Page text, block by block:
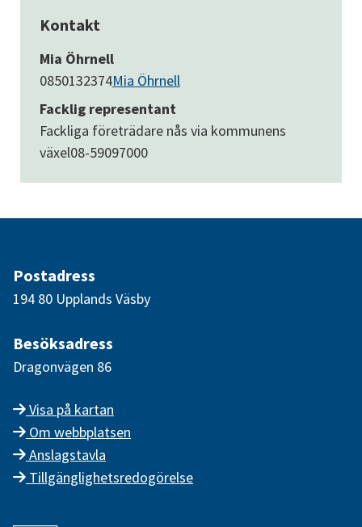
Kontakt
Mia Öhrnell
0850132374Mia Öhrnell
Facklig representant
Fackliga företrädare nås via kommunens
växel08-59097000
Postadress
194 80 Upplands Väsby
Besöksadress
Dragonvägen 86
Visa på kartan
Om webbplatsen
Anslagstavla
Tillgänglighetsredogörelse